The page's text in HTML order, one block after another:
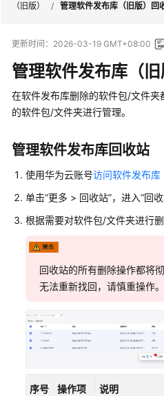
新
动
态
产
介
绍
费
说
用
南
（旧版）
/ 管理软件发布库（旧版）回
更新时间： 2026-03-19 GMT+08:00
管理软件发布库（
在软件发布库删除的软件包/文件
的软件包/文件夹进行管理。
管理软件发布库回收站
使用华为云账号访问软件发布库
单击“更多 > 回收站”，进入“回
根据需要对软件包/文件夹进行删
回收站的所有删除操作都将
无法重新找回，请慎重操作。
序号 操作项 说明